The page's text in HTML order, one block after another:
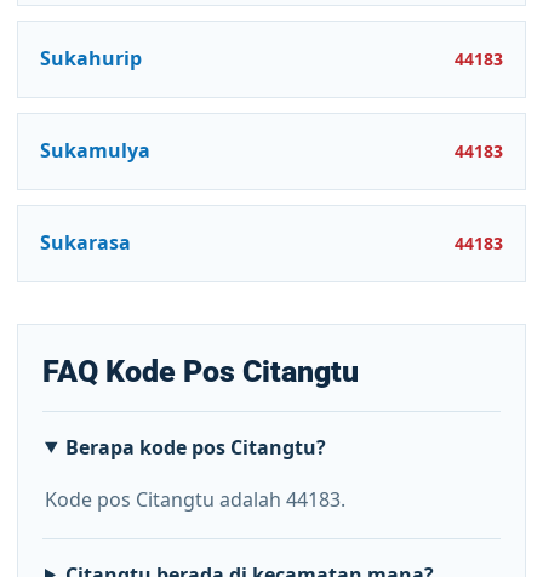
Sukahurip 44183
Sukamulya 44183
Sukarasa 44183
FAQ Kode Pos Citangtu
Berapa kode pos Citangtu?
Kode pos Citangtu adalah 44183.